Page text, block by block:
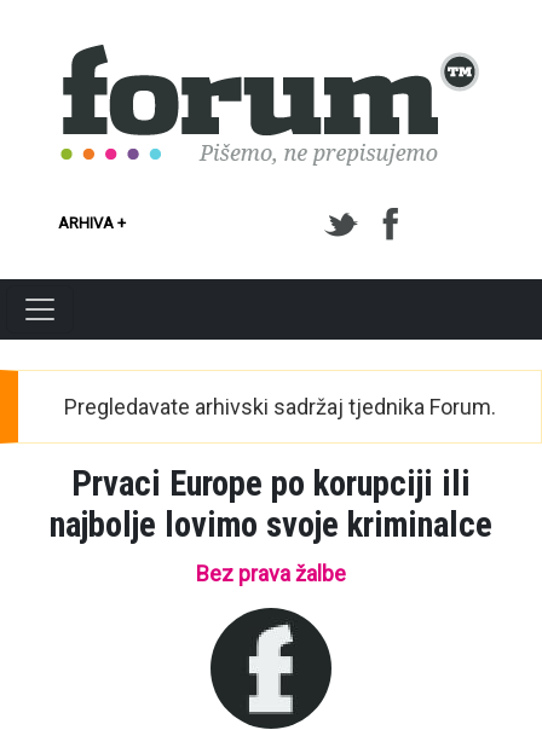
ARHIVA +
Pregledavate arhivski sadržaj tjednika Forum.
Prvaci Europe po korupciji ili
najbolje lovimo svoje kriminalce
Bez prava žalbe